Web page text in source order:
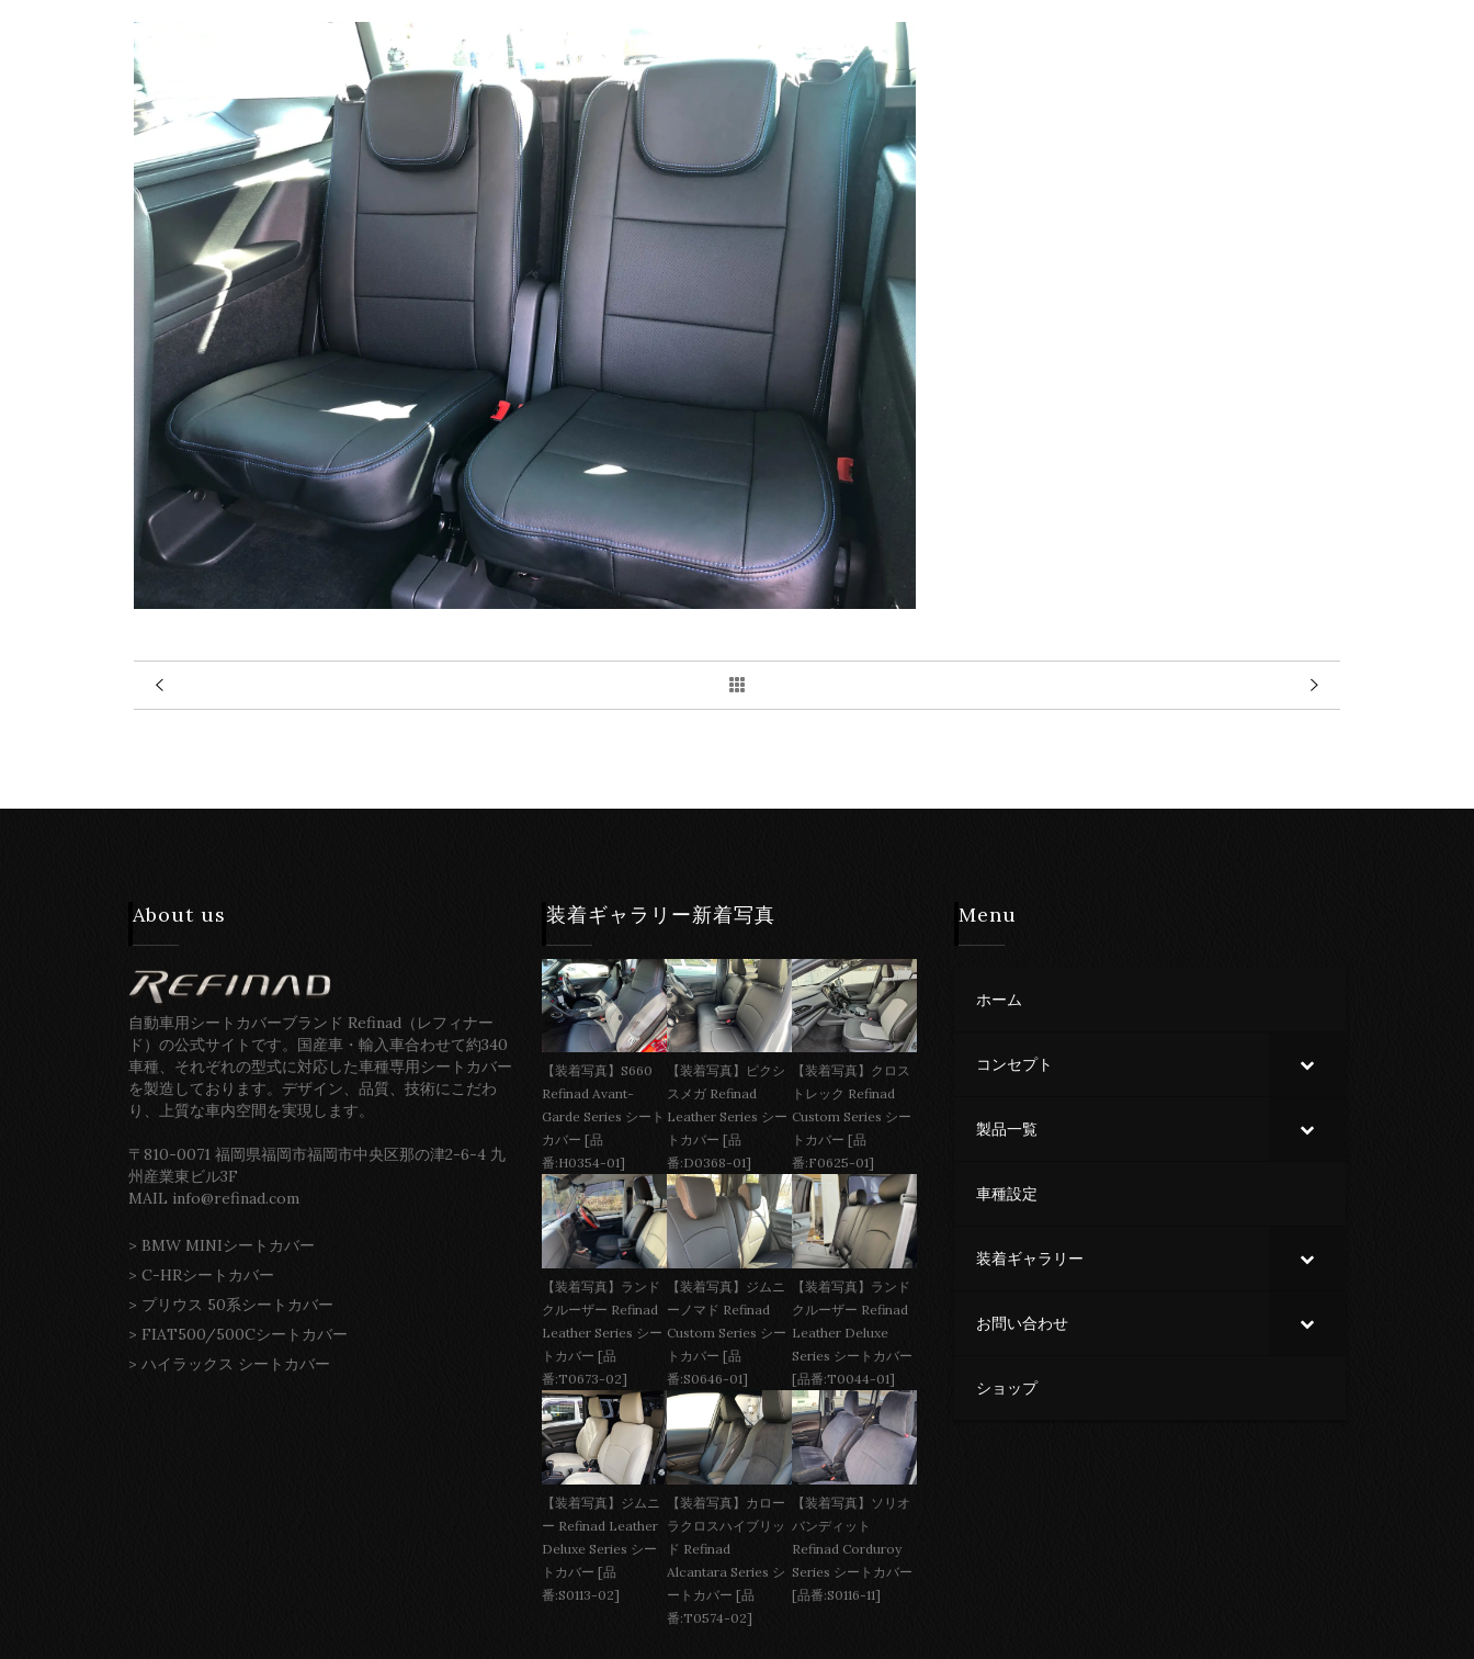
About us
自動車用シートカバーブランド Refinad（レフィナー
ド）の公式サイトです。国産車・輸入車合わせて約340
車種、それぞれの型式に対応した車種専用シートカバー
を製造しております。デザイン、品質、技術にこだわ
り、上質な車内空間を実現します。
〒810-0071 福岡県福岡市福岡市中央区那の津2-6-4 九
州産業東ビル3F
MAIL info@refinad.com
> BMW MINIシートカバー
> C-HRシートカバー
> プリウス 50系シートカバー
> FIAT500/500Cシートカバー
> ハイラックス シートカバー
装着ギャラリー新着写真
【装着写真】S660
Refinad Avant-
Garde Series シート
カバー [品
番:H0354-01]
【装着写真】ピクシ
スメガ Refinad
Leather Series シー
トカバー [品
番:D0368-01]
【装着写真】クロス
トレック Refinad
Custom Series シー
トカバー [品
番:F0625-01]
【装着写真】ランド
クルーザー Refinad
Leather Series シー
トカバー [品
番:T0673-02]
【装着写真】ジムニ
ーノマド Refinad
Custom Series シー
トカバー [品
番:S0646-01]
【装着写真】ランド
クルーザー Refinad
Leather Deluxe
Series シートカバー
[品番:T0044-01]
【装着写真】ジムニ
ー Refinad Leather
Deluxe Series シー
トカバー [品
番:S0113-02]
【装着写真】カロー
ラクロスハイブリッ
ド Refinad
Alcantara Series シ
ートカバー [品
番:T0574-02]
【装着写真】ソリオ
バンディット
Refinad Corduroy
Series シートカバー
[品番:S0116-11]
Menu
ホーム
コンセプト
製品一覧
車種設定
装着ギャラリー
お問い合わせ
ショップ